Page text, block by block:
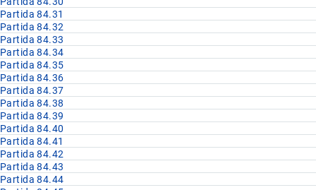
Partida 84.31
Partida 84.32
Partida 84.33
Partida 84.34
Partida 84.35
Partida 84.36
Partida 84.37
Partida 84.38
Partida 84.39
Partida 84.40
Partida 84.41
Partida 84.42
Partida 84.43
Partida 84.44